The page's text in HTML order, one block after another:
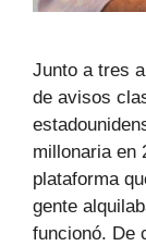
Junto a tres
de avisos
millonaria en
plataforma
gente
funcionó. De